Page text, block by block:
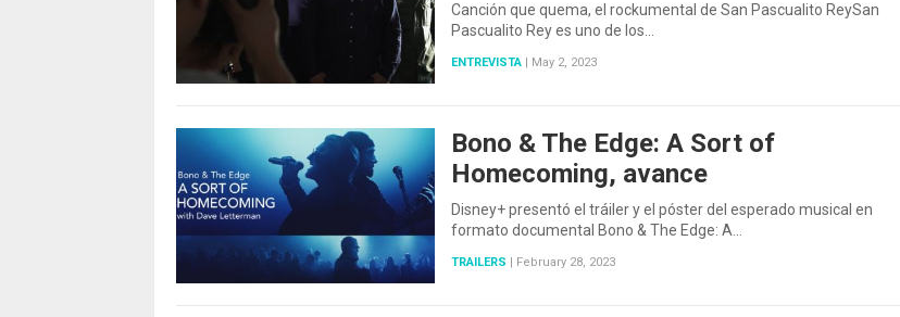
Canción que quema, el rockumental de San Pascualito ReySan
Pascualito Rey es uno de los…
ENTREVISTA | May 2, 2023
Bono & The Edge: A Sort of
Homecoming, avance
Disney+ presentó el tráiler y el póster del esperado musical en
formato documental Bono & The Edge: A…
TRAILERS | February 28, 2023